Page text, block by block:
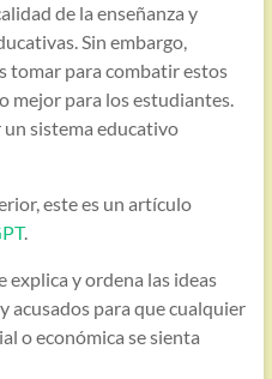
de la enseñanza y
Sin embargo,
tomar para combatir estos
mejor para los estudiantes.
un sistema educativo
este es un artículo
.
explica y ordena las ideas
acusados para que cualquier
o económica se sienta